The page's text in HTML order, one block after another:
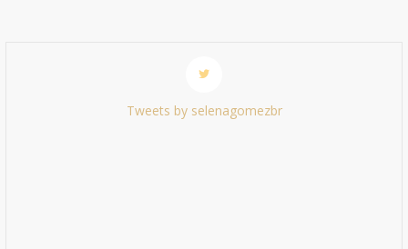
Tweets by selenagomezbr